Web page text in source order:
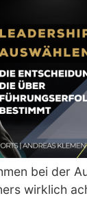
bei der
wirklich